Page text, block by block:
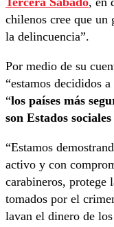
chilenos cree que
la delincuencia”.
Por medio de su
“estamos decididos
“los países más
son Estados
“Estamos
activo y con
carabineros, protege
tomados por el
lavan el dinero de